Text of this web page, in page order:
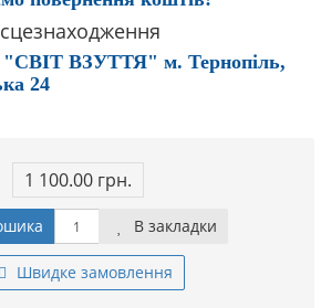
"СВІТ ВЗУТТЯ" м. Тернопіль,
24
1 100.00 грн.
В закладки
Швидке замовлення